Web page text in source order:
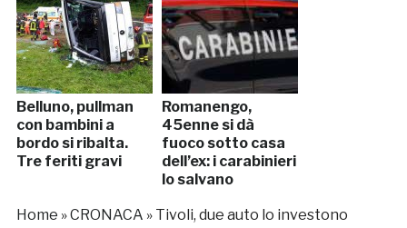
Belluno, pullman
con bambini a
bordo si ribalta.
Tre feriti gravi
Romanengo,
45enne si dà
fuoco sotto casa
dell’ex: i carabinieri
lo salvano
Home »CRONACA » Tivoli, due auto lo investono